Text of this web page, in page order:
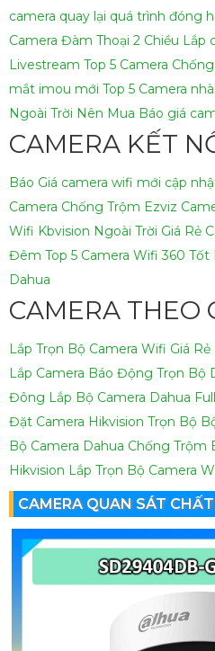
camera quay lại quá trình đóng
Camera Đàm Thoại 2 Chiều Lắp
Livestream Top 5 Camera
mắt imou mới Top 5 Camera
Ngoài Trời Nên Mua Báo giá
CAMERA KẾT
Báo Giá camera wifi mới cập
Camera Chống Trộm Ezviz
Wifi Kbvision Ngoài Trời Giá Rẻ
Đêm Top 5 Camera Wifi 360 Tốt
Dahua
CAMERA THEO
Lắp Trọn Bộ Camera Wifi Giá Rẻ
Lắp Camera Báo Động Trọn Bộ
Đông Lắp Bộ Camera Dahua
Đặt Camera Hikvision Trọn Bộ
Bộ Camera Dahua Chống Trộm
Hikvision Lắp Trọn Bộ Camera
CAMERA QUAN SÁT